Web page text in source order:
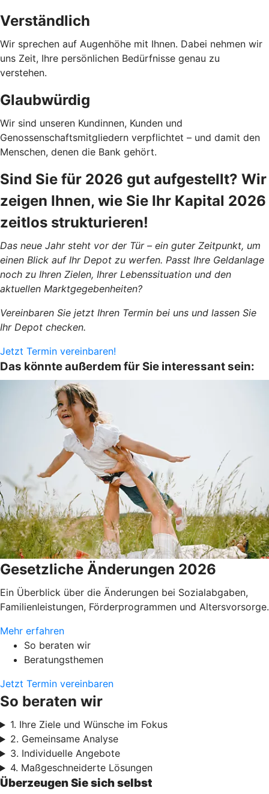
Verständlich
Wir sprechen auf Augenhöhe mit Ihnen. Dabei nehmen wir
uns Zeit, Ihre persönlichen Bedürfnisse genau zu
verstehen.
Glaubwürdig
Wir sind unseren Kundinnen, Kunden und
Genossenschaftsmitgliedern verpflichtet – und damit den
Menschen, denen die Bank gehört.
Sind Sie für 2026 gut aufgestellt? Wir
zeigen Ihnen, wie Sie Ihr Kapital 2026
zeitlos strukturieren!
Das neue Jahr steht vor der Tür – ein guter Zeitpunkt, um
einen Blick auf Ihr Depot zu werfen. Passt Ihre Geldanlage
noch zu Ihren Zielen, Ihrer Lebenssituation und den
aktuellen Marktgegebenheiten?
Vereinbaren Sie jetzt Ihren Termin bei uns und lassen Sie
Ihr Depot checken.
Jetzt Termin vereinbaren!
Das könnte außerdem für Sie interessant sein:
Gesetzliche Änderungen 2026
Ein Überblick über die Änderungen bei Sozialabgaben,
Familienleistungen, Förderprogrammen und Altersvorsorge.
Mehr erfahren
So beraten wir
Beratungsthemen
Jetzt Termin vereinbaren
So beraten wir
1. Ihre Ziele und Wünsche im Fokus
2. Gemeinsame Analyse
3. Individuelle Angebote
4. Maßgeschneiderte Lösungen
Überzeugen Sie sich selbst